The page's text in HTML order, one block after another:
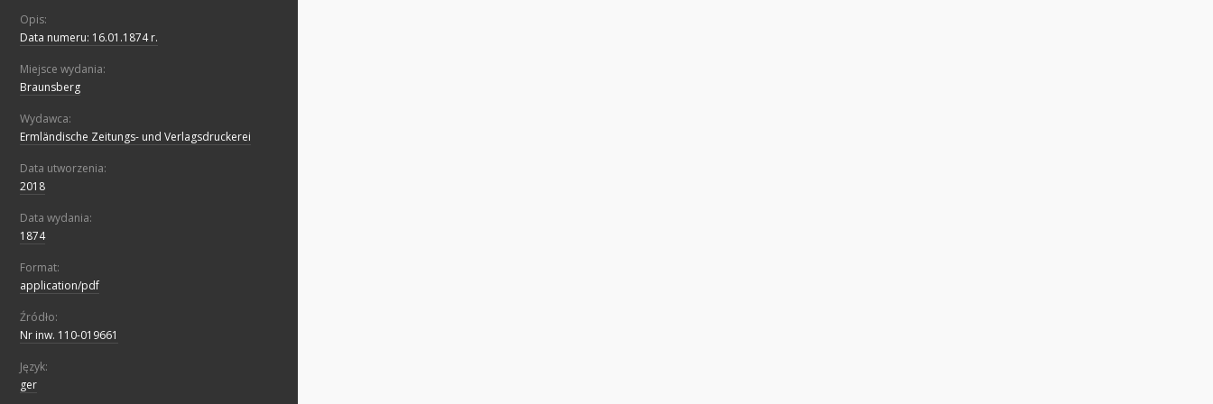
Opis:
Data numeru: 16.01.1874 r.
Miejsce wydania:
Braunsberg
Wydawca:
Ermländische Zeitungs- und Verlagsdruckerei
Data utworzenia:
2018
Data wydania:
1874
Format:
application/pdf
Źródło:
Nr inw. 110-019661
Język:
ger